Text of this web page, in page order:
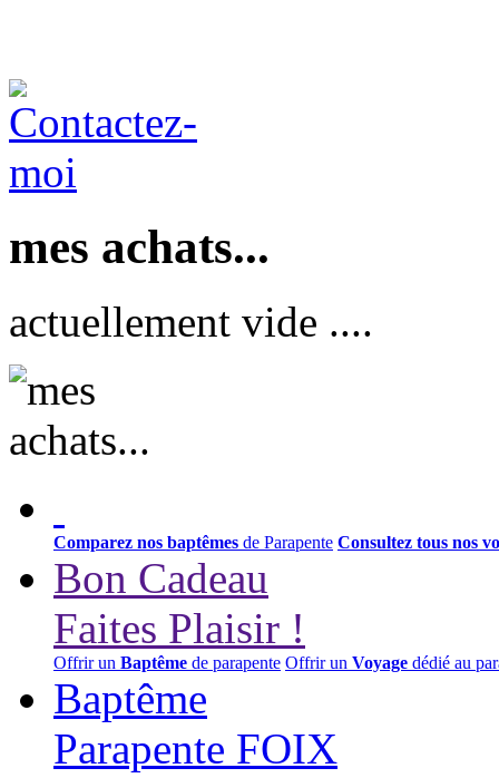
mes achats...
actuellement vide ....
Comparez nos baptêmes de Parapente Consultez tous nos
Bon Cadeau
Faites Plaisir !
Offrir un Baptême de parapente Offrir un Voyage dédié au
Baptême
Parapente FOIX